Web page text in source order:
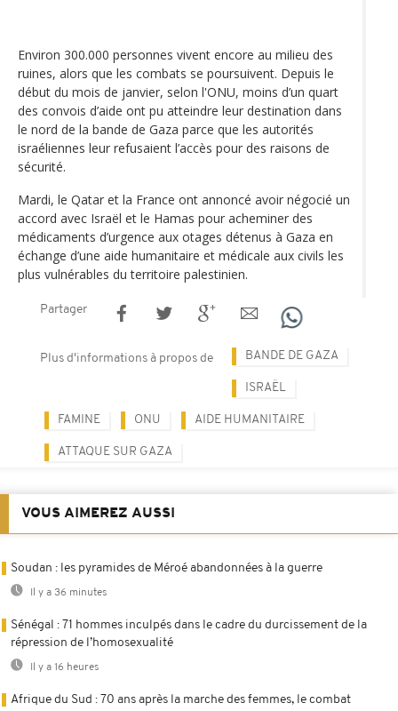
Environ 300.000 personnes vivent encore au milieu des
ruines, alors que les combats se poursuivent. Depuis le
début du mois de janvier, selon l'ONU, moins d’un quart
des convois d’aide ont pu atteindre leur destination dans
le nord de la bande de Gaza parce que les autorités
israéliennes leur refusaient l’accès pour des raisons de
sécurité.
Mardi, le Qatar et la France ont annoncé avoir négocié un
accord avec Israël et le Hamas pour acheminer des
médicaments d’urgence aux otages détenus à Gaza en
échange d’une aide humanitaire et médicale aux civils les
plus vulnérables du territoire palestinien.
Partager
Plus d'informations à propos de BANDE DE GAZA
ISRAËL
FAMINE ONU AIDE HUMANITAIRE
ATTAQUE SUR GAZA
VOUS AIMEREZ AUSSI
Soudan : les pyramides de Méroé abandonnées à la guerre
Il y a 36 minutes
Sénégal : 71 hommes inculpés dans le cadre du durcissement de la
répression de l’homosexualité
Il y a 16 heures
Afrique du Sud : 70 ans après la marche des femmes, le combat